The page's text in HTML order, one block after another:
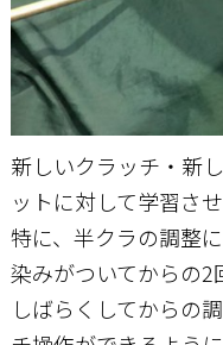
新しいクラッチ・新
ットに対して学習さ
特に、半クラの調整
染みがついてからの2
しばらくしてからの